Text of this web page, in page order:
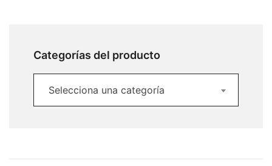
Categorías del producto
Selecciona una categoría